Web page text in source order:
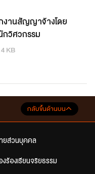
งานสัญญาจ้างโดย
กวิศวกรรม
KB
กลับขึ้นด้านบน
ยส่วนบุคคล
งร้องเรียนจริยธรรม